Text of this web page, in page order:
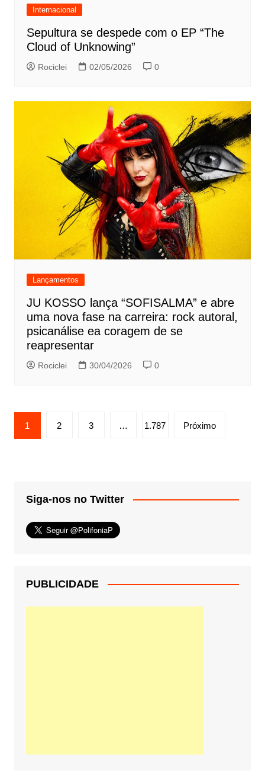
Internacional
Sepultura se despede com o EP “The
Cloud of Unknowing”
Rociclei 02/05/2026 0
Lançamentos
JU KOSSO lança “SOFISALMA” e abre
uma nova fase na carreira: rock autoral,
psicanálise ea coragem de se
reapresentar
Rociclei 30/04/2026 0
Paginação
de
1 2 3 … 1.787 Próximo
Siga-nos no Twitter
PUBLICIDADE